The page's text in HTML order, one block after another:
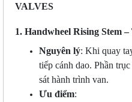
VALVES
1. Handwheel Rising Stem
Nguyên lý: Khi quay
tiếp cánh dao. Phần trục
sát hành trình van.
Ưu điểm: